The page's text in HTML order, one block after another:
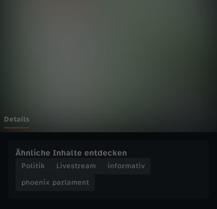
m
n
Details
Ähnliche Inhalte entdecken
Politik Livestream
informativ
phoenix parlament